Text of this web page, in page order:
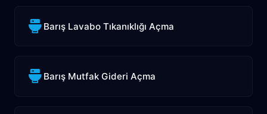
Barış Lavabo Tıkanıklığı Açma
Barış Mutfak Gideri Açma